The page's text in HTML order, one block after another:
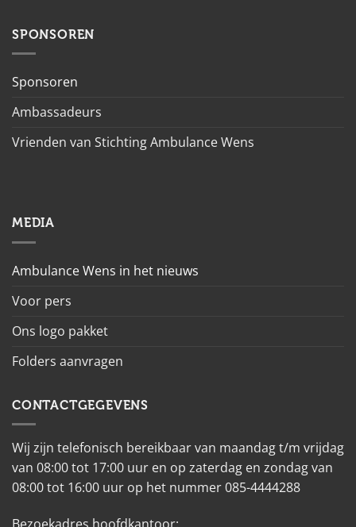
SPONSOREN
Sponsoren
Ambassadeurs
Vrienden van Stichting Ambulance Wens
MEDIA
Ambulance Wens in het nieuws
Voor pers
Ons logo pakket
Folders aanvragen
CONTACTGEGEVENS
Wij zijn telefonisch bereikbaar van maandag t/m vrijdag
van 08:00 tot 17:00 uur en op zaterdag en zondag van
08:00 tot 16:00 uur op het nummer 085-4444288